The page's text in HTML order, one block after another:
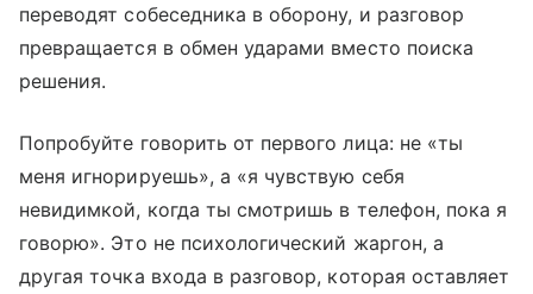
переводят собеседника в оборону, и разговор
превращается в обмен ударами вместо поиска
решения.
Попробуйте говорить от первого лица: не «ты
меня игнорируешь», а «я чувствую себя
невидимкой, когда ты смотришь в телефон, пока я
говорю». Это не психологический жаргон, а
другая точка входа в разговор, которая оставляет